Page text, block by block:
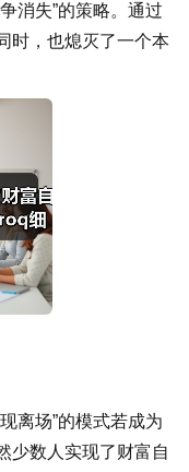
消失”的策略。通过
时，也熄灭了一个本
离场”的模式若成为
少数人实现了财富自